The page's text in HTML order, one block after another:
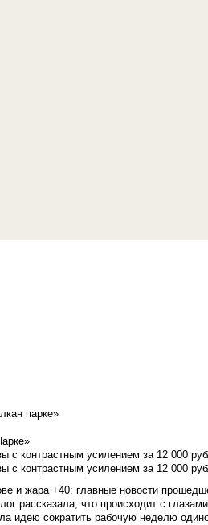
парке»
контрастным усилением за 12 000
контрастным усилением за 12 000
и жара +40: главные новости
рассказала, что происходит с глазами
идею сократить рабочую неделю